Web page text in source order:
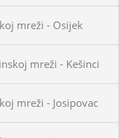
mreži - Osijek
mreži - Kešinci
mreži - Josipovac